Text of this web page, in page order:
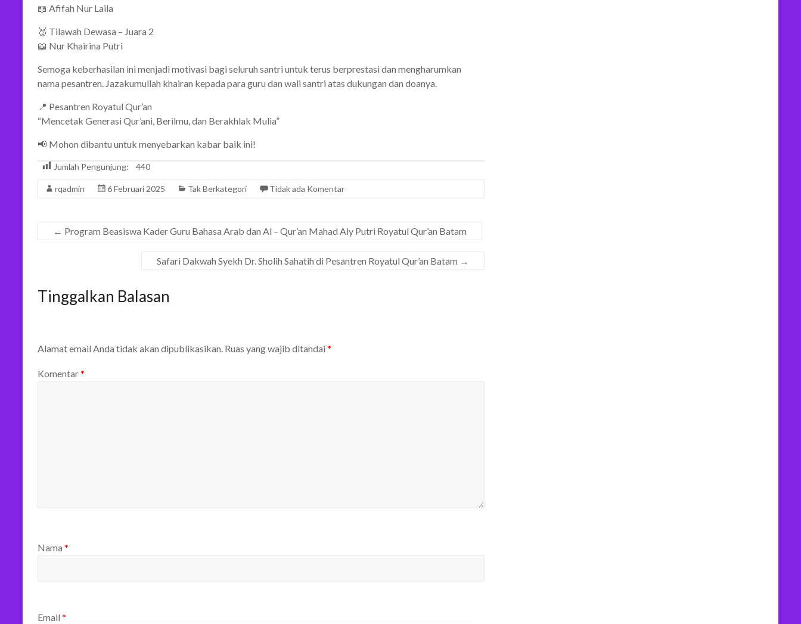
📖 Afifah Nur Laila
🥈 Tilawah Dewasa – Juara 2
📖 Nur Khairina Putri
Semoga keberhasilan ini menjadi motivasi bagi seluruh santri untuk terus berprestasi dan mengharumkan
nama pesantren. Jazakumullah khairan kepada para guru dan wali santri atas dukungan dan doanya.
📍 Pesantren Royatul Qur’an
“Mencetak Generasi Qur’ani, Berilmu, dan Berakhlak Mulia”
📢 Mohon dibantu untuk menyebarkan kabar baik ini!
Jumlah Pengunjung: 440
rqadmin 6 Februari 2025 Tak Berkategori Tidak ada Komentar
← Program Beasiswa Kader Guru Bahasa Arab dan Al – Qur’an Mahad Aly Putri Royatul Qur’an Batam
Safari Dakwah Syekh Dr. Sholih Sahatih di Pesantren Royatul Qur’an Batam →
Tinggalkan Balasan
Alamat email Anda tidak akan dipublikasikan. Ruas yang wajib ditandai *
Komentar*
Nama *
Email *